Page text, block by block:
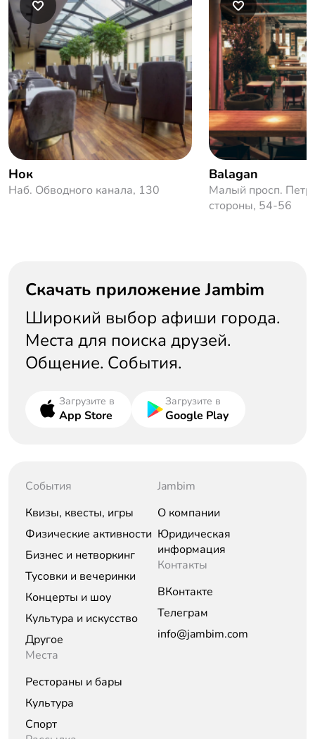
Нок
Наб. Обводного канала, 130
Balagan
Малый просп.
стороны, 54-56
Скачать приложение Jambim
Широкий выбор афиши города.
Места для поиска друзей.
Общение. События.
Загрузите в
App Store
Загрузите в
Google Play
События
Квизы, квесты, игры
Физические активности
Бизнес и нетворкинг
Тусовки и вечеринки
Концерты и шоу
Культура и искусство
Другое
Места
Рестораны и бары
Культура
Спорт
Jambim
О компании
Юридическая
информация
Контакты
ВКонтакте
Телеграм
info@jambim.com